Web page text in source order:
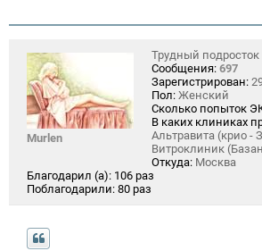
Murlen
Трудный подросток
Сообщения: 697
Зарегистрирован:
Пол: Женский
Сколько попыток
В каких клиниках
Альтравита (крио -
Витроклиник
Откуда: Москва
Благодарил (а): 106 раз
Поблагодарили: 80 раз